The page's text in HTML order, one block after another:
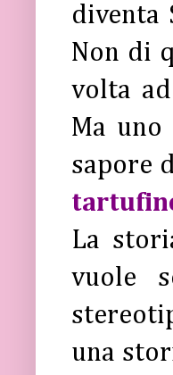
diventa
Non di
volta
Ma
sapore
La
vuole
una